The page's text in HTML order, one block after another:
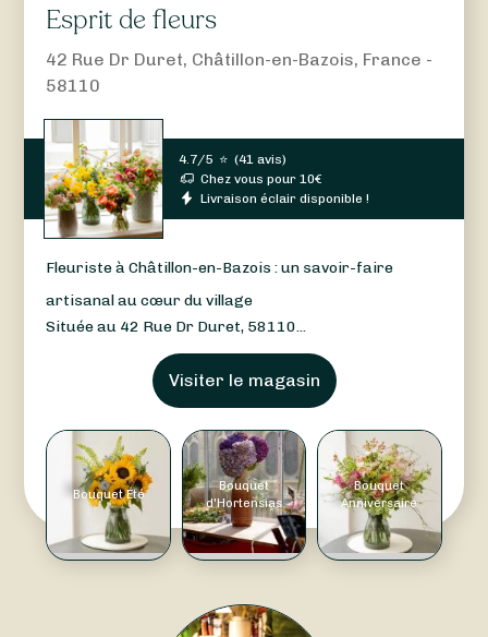
Esprit de fleurs
42 Rue Dr Duret, Châtillon-en-Bazois, France -
58110
4.7/5 ⭐ (41 avis)
Chez vous pour10€
Livraison éclair disponible !
Fleuriste à Châtillon-en-Bazois : un savoir-faire
artisanal au cœur du village
Située au 42 Rue Dr Duret, 58110...
Visiter le magasin
Bouquet Été
Bouquet
d'Hortensias
Bouquet
Anniversaire